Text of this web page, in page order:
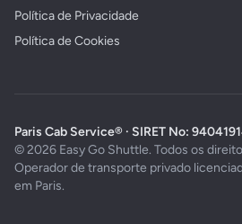
Política de Privacidade
Política de Cookies
Paris Cab Service® · SIRET No:
© 2026 Easy Go Shuttle. Todos os
Operador de transporte privado
em Paris.